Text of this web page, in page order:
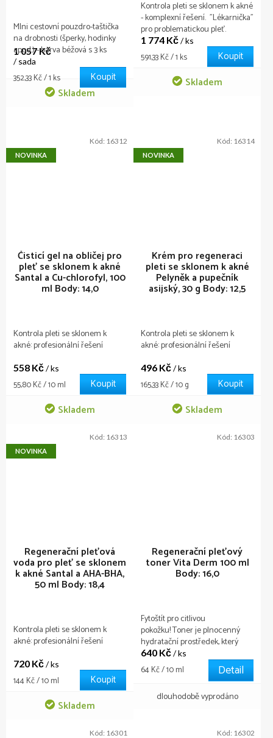
Skladem
1 057 Kč
/ sada
Měrná
352,33 Kč / 1 ks Koupit
MIni cestovní pouzdro-taštička
na drobnosti (šperky, hodinky
apod.) - barva béžová s 3 ks
znovupoužitelných
kosmetických houbiček pro
čištění pleti obličeje. Rozměr
pouzdra 11 x 9 cm.
Skladem
1 774 Kč/ ks
Měrná
591,33 Kč / 1 ks Koupit
Kontrola pleti se sklonem k akné
- komplexní řešení. "Lékarnička"
pro problematickou pleť.
NOVINKA
Čisticí gel na obličej pro
pleť se sklonem k akné
Santal a Cu-chlorofyl, 100
ml Body: 14,0
Skladem
558 Kč/ ks
Měrná
55,80 Kč / 10 ml Koupit
Kontrola pleti se sklonem k
akné: profesionální řešení
Kód: 16312
NOVINKA
Krém pro regeneraci
pleti se sklonem k akné
Pelyněk a pupečník
asijský, 30 gBody: 12,5
Skladem
496 Kč/ ks
Měrná
165,33 Kč / 10 g Koupit
Kontrola pleti se sklonem k
akné: profesionální řešení
Kód: 16314
NOVINKA
Regenerační pleťová
voda pro pleť se sklonem
k akné Santal a AHA-BHA,
50 ml Body: 18,4
Skladem
720 Kč/ ks
Měrná
144 Kč / 10 ml Koupit
Kontrola pleti se sklonem k
akné: profesionální řešení
Kód: 16313
Regenerační pleťový
toner Vita Derm 100 ml
Body: 16,0
dlouhodobě vyprodáno
640 Kč/ ks
Měrná
64 Kč / 10 ml Detail
Fytoštít pro citlivou
pokožku! Toner je plnocenný
hydratační prostředek, který
„razí cestu“ pro hustější
strukturu krému a posiluje jeho
následné působení.
Kód: 16303
Kód: 16301 Kód: 16302